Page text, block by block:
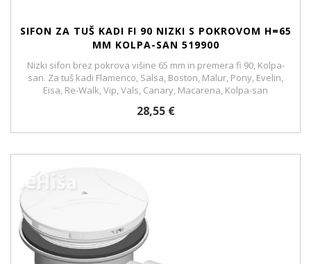
SIFON ZA TUŠ KADI FI 90 NIZKI S POKROVOM H=65
MM KOLPA-SAN 519900
Nizki sifon brez pokrova višine 65 mm in premera fi 90, Kolpa-
san. Za tuš kadi Flamenco, Salsa, Boston, Malur, Pony, Evelin,
Eisa, Re-Walk, Vip, Vals, Canary, Macarena, Kolpa-san
28,55 €